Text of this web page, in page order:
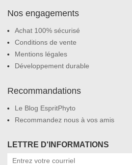
Nos engagements
Achat 100% sécurisé
Conditions de vente
Mentions légales
Développement durable
Recommandations
Le Blog EspritPhyto
Recommandez nous à vos amis
LETTRE D'INFORMATIONS